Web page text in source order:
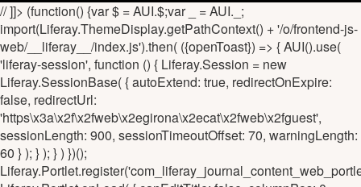
// ]]> (function() {var $ = AUI.$;var _ = AUI._;
import(Liferay.ThemeDisplay.getPathContext() + '/o/frontend-js-
web/__liferay__/index.js').then( ({openToast}) => { AUI().use(
'liferay-session', function () { Liferay.Session = new
Liferay.SessionBase( { autoExtend: true, redirectOnExpire:
false, redirectUrl:
'https\x3a\x2f\x2fweb\x2egirona\x2ecat\x2fweb\x2fguest',
sessionLength: 900, sessionTimeoutOffset: 70, warningLength:
60 } ); } ); } ) })();